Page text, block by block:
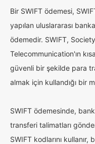
Bir SWIFT ödemesi,
yapılan uluslararası
ödemedir. SWIFT,
Telecommunication'ın
güvenli bir şekilde para
almak için kullandığı bir
SWIFT ödemesinde,
transferi talimatları
SWIFT kodlarını kullanır,